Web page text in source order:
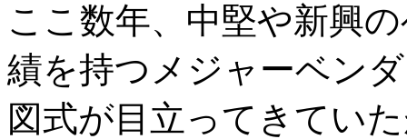
ここ数年、中堅や新興
績を持つメジャーベン
図式が目立ってきてい